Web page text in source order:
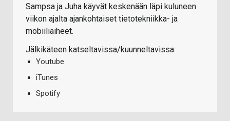
Sampsa ja Juha käyvät keskenään läpi kuluneen
viikon ajalta ajankohtaiset tietotekniikka- ja
mobiiliaiheet.
Jälkikäteen katseltavissa/kuunneltavissa:
Youtube
iTunes
Spotify